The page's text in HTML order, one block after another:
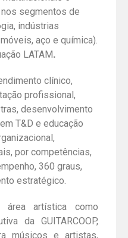
segmentos de
indústrias
aço e química).
LATAM.
clínico,
profissional,
desenvolvimento
T&D e educação
por competências,
360 graus,
estratégico.
área artística como
da GUITARCOOP,
músicos e artistas,